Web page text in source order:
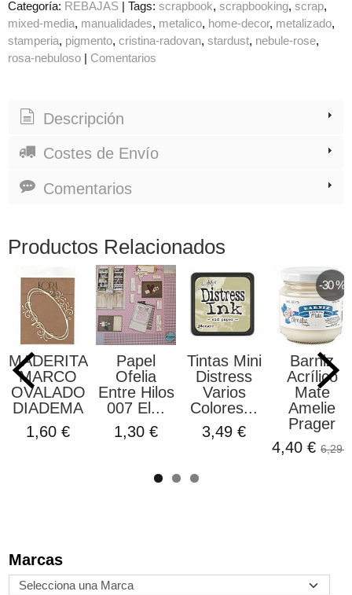
Marcas
Categoría: REBAJAS Tags: scrapbook scrapbooking scrap
mixed-media manualidades metalico home-decor metalizado
stamperia pigmento cristina-radovan stardust nebule-rose
rosa-nebuloso
Comentarios
Descripción
Costes de Envío
Comentarios
Productos Relacionados
MADERITA
MARCO
OVALADO
DIADEMA
1,60 €
Papel
Ofelia
Entre Hilos
007 El...
1,30 €
Tintas Mini
Distress
Varios
Colores...
3,49 €
-30 %
Barniz
Acrílico
Mate
Amelie
Prager
4,40 € 6,29 €